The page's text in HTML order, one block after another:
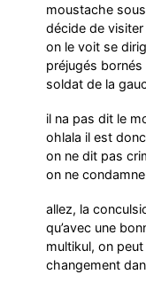
moustache
décide de
on le voit se
préjugés
soldat de la
il na pas dit le
ohlala il est
on ne dit pas
on ne
allez, la
qu’avec une
multikul, on
changement